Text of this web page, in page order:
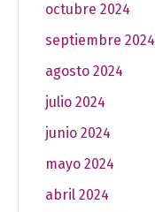
octubre 2024
septiembre 2024
agosto 2024
julio 2024
junio 2024
mayo 2024
abril 2024